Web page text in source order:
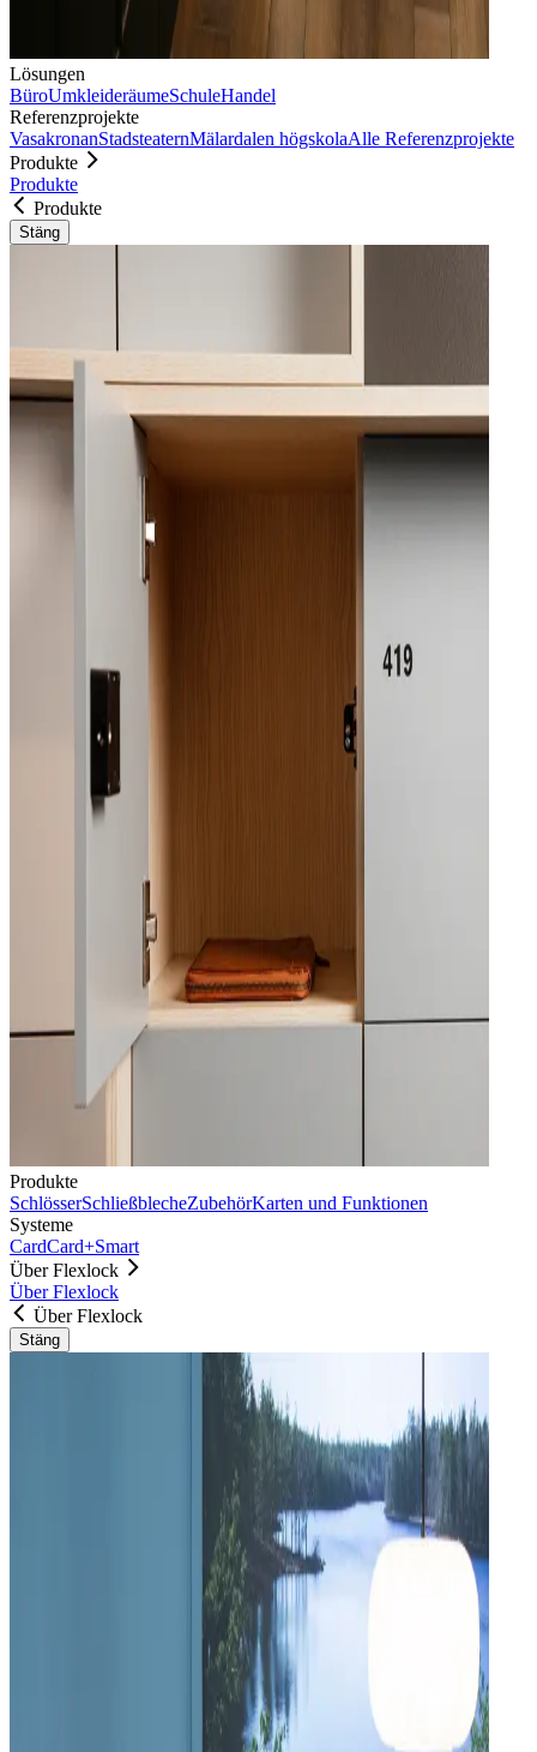
Lösungen
BüroUmkleideräumeSchuleHandel
Referenzprojekte
VasakronanStadsteaternMälardalen högskolaAlle Referenzprojekte
Produkte
Produkte
Produkte
Stäng
Produkte
SchlösserSchließblecheZubehörKarten und Funktionen
Systeme
CardCard+Smart
Über Flexlock
Über Flexlock
Über Flexlock
Stäng